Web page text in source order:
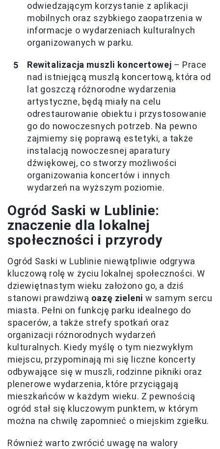
odwiedzającym korzystanie z aplikacji
mobilnych oraz szybkiego zaopatrzenia w
informacje o wydarzeniach kulturalnych
organizowanych w parku.
Rewitalizacja muszli koncertowej – Prace
nad istniejącą muszlą koncertową, która od
lat goszczą różnorodne wydarzenia
artystyczne, będą miały na celu
odrestaurowanie obiektu i przystosowanie
go do nowoczesnych potrzeb. Na pewno
zajmiemy się poprawą estetyki, a także
instalacją nowoczesnej aparatury
dźwiękowej, co stworzy możliwości
organizowania koncertów i innych
wydarzeń na wyższym poziomie.
Ogród Saski w Lublinie:
znaczenie dla lokalnej
społeczności i przyrody
Ogród Saski w Lublinie niewątpliwie odgrywa
kluczową rolę w życiu lokalnej społeczności. W
dziewiętnastym wieku założono go, a dziś
stanowi prawdziwą oazę zieleni w samym sercu
miasta. Pełni on funkcję parku idealnego do
spacerów, a także strefy spotkań oraz
organizacji różnorodnych wydarzeń
kulturalnych. Kiedy myślę o tym niezwykłym
miejscu, przypominają mi się liczne koncerty
odbywające się w muszli, rodzinne pikniki oraz
plenerowe wydarzenia, które przyciągają
mieszkańców w każdym wieku. Z pewnością
ogród stał się kluczowym punktem, w którym
można na chwilę zapomnieć o miejskim zgiełku.
Również warto zwrócić uwagę na walory